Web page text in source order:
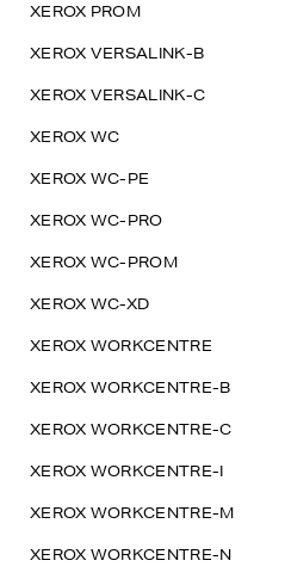
XEROX PROM
XEROX VERSALINK-B
XEROX VERSALINK-C
XEROX WC
XEROX WC-PE
XEROX WC-PRO
XEROX WC-PROM
XEROX WC-XD
XEROX WORKCENTRE
XEROX WORKCENTRE-B
XEROX WORKCENTRE-C
XEROX WORKCENTRE-I
XEROX WORKCENTRE-M
XEROX WORKCENTRE-N